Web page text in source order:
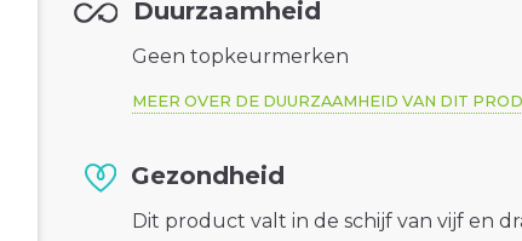
Duurzaamheid
Geen topkeurmerken
MEER OVER DE DUURZAAMHEID VAN DIT
Gezondheid
Dit product valt in de schijf van vijf en